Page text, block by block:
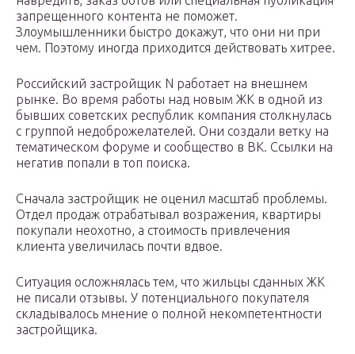
запрещенного контента не поможет.
Злоумышленники быстро докажут, что они ни при
чем. Поэтому иногда приходится действовать хитрее.
Российский застройщик N работает на внешнем
рынке. Во время работы над новым ЖК в одной из
бывших советских республик компания столкнулась
с группой недоброжелателей. Они создали ветку на
тематическом форуме и сообщество в ВК. Ссылки на
негатив попали в топ поиска.
Сначала застройщик не оценил масштаб проблемы.
Отдел продаж отрабатывал возражения, квартиры
покупали неохотно, а стоимость привлечения
клиента увеличилась почти вдвое.
Ситуация осложнялась тем, что жильцы сданных ЖК
не писали отзывы. У потенциального покупателя
складывалось мнение о полной некомпетентности
застройщика.